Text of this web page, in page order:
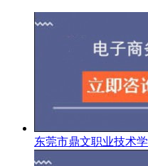
东莞市鼎文职业技术学